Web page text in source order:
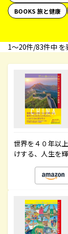
BOOKS 旅と健康
1〜20件/83件中 を
世界を４０年以
けする、人生を